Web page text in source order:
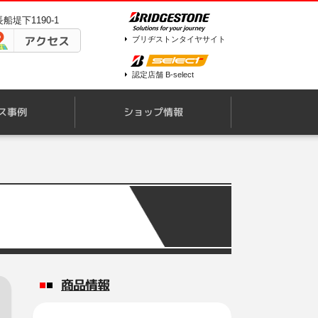
船堤下1190-1
アクセス ブリヂストンタイヤサイト
認定店舗 B-select
事例 ショップ情報
商品情報